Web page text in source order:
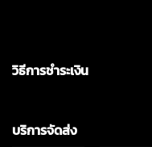
วิธีการชำระเงิน
บริการจัดส่ง